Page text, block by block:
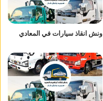
ونش انقاذ سيارات في المعادي